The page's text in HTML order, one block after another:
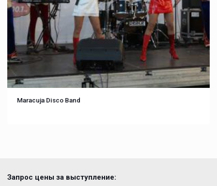
Maracuja Disco Band
Запрос цены за выступление: